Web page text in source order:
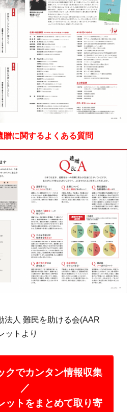
に関するよくある質問
法人 難民を助ける会(AAR
トより
クでカンタン情報収集
／
ットをまとめて取り寄